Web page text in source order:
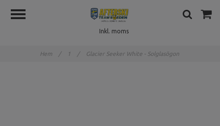
Inkl. moms
Hem / 1 / Glacier Seeker White - Solglasögon